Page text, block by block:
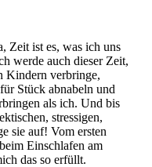
Zeit ist es, was ich uns
werde auch dieser Zeit,
Kindern verbringe,
Stück abnabeln und
als ich. Und bis
stressigen,
sie auf! Vom ersten
Einschlafen am
das so erfüllt.